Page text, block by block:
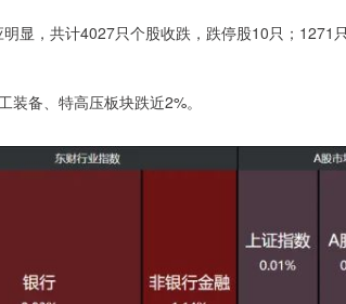
显，共计4027只个股收跌，跌停股10只；1271
备、特高压板块跌近2%。